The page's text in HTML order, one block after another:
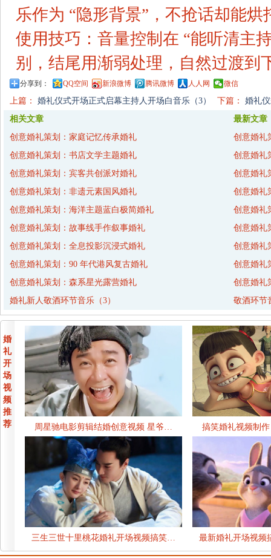
乐作为 “隐形背景”，不抢话却能烘
使用技巧：音量控制在 “能听清主
别，结尾用渐弱处理，自然过渡到
分享到： QQ空间 新浪微博 腾讯微博 人人网 微信
上篇： 婚礼仪式开场正式启幕主持人开场白音乐（3） 下篇： 婚礼
相关文章
最新文章
创意婚礼策划：家庭记忆传承婚礼
创意婚礼策划：书店文学主题婚礼
创意婚礼策划：宾客共创派对婚礼
创意婚礼策划：非遗元素国风婚礼
创意婚礼策划：海洋主题蓝白极简婚礼
创意婚礼策划：故事线手作叙事婚礼
创意婚礼策划：全息投影沉浸式婚礼
创意婚礼策划：90 年代港风复古婚礼
创意婚礼策划：森系星光露营婚礼
婚礼新人敬酒环节音乐（3）
创意婚礼
创意婚礼
创意婚礼
创意婚礼
创意婚礼
创意婚礼
创意婚礼
创意婚礼
创意婚礼
敬酒环节
婚
礼
开
场
视
频
推
荐
周星驰电影剪辑结婚创意视频 星爷… 搞笑婚礼视频制
三生三世十里桃花婚礼开场视频搞笑… 最新婚礼开场视